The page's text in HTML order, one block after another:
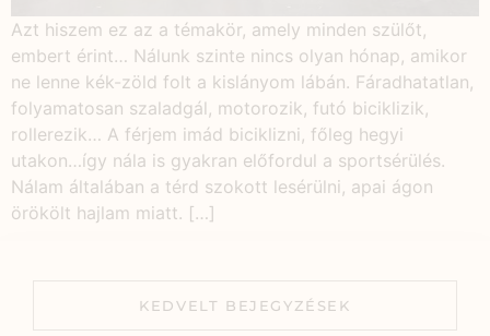
Azt hiszem ez az a témakör, amely minden szülőt,
embert érint… Nálunk szinte nincs olyan hónap, amikor
ne lenne kék-zöld folt a kislányom lábán. Fáradhatatlan,
folyamatosan szaladgál, motorozik, futó biciklizik,
rollerezik… A férjem imád biciklizni, főleg hegyi
utakon…így nála is gyakran előfordul a sportsérülés.
Nálam általában a térd szokott lesérülni, apai ágon
örökölt hajlam miatt. […]
KEDVELT BEJEGYZÉSEK